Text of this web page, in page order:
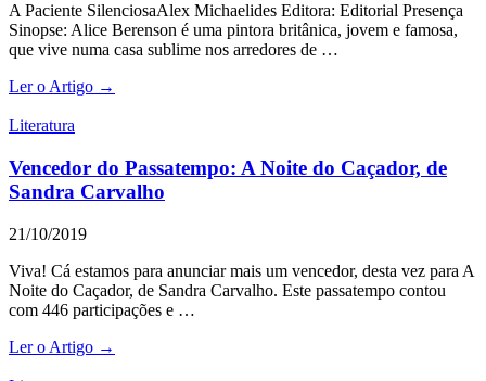
A Paciente SilenciosaAlex Michaelides Editora: Editorial Presença
Sinopse: Alice Berenson é uma pintora britânica, jovem e famosa,
que vive numa casa sublime nos arredores de …
Ler o Artigo →
Literatura
Vencedor do Passatempo: A Noite do Caçador, de
Sandra Carvalho
21/10/2019
Viva! Cá estamos para anunciar mais um vencedor, desta vez para A
Noite do Caçador, de Sandra Carvalho. Este passatempo contou
com 446 participações e …
Ler o Artigo →